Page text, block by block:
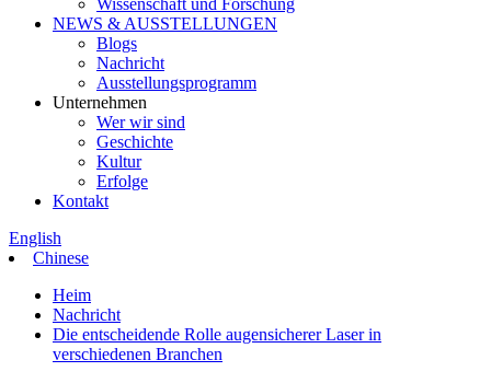
Wissenschaft und Forschung
NEWS & AUSSTELLUNGEN
Blogs
Nachricht
Ausstellungsprogramm
Unternehmen
Wer wir sind
Geschichte
Kultur
Erfolge
Kontakt
English
Chinese
Heim
Nachricht
Die entscheidende Rolle augensicherer Laser in
verschiedenen Branchen